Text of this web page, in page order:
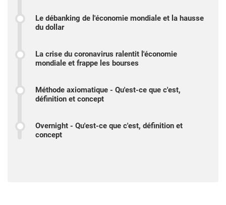
Le débanking de l'économie mondiale et la hausse
du dollar
La crise du coronavirus ralentit l'économie
mondiale et frappe les bourses
Méthode axiomatique - Qu'est-ce que c'est,
définition et concept
Overnight - Qu'est-ce que c'est, définition et
concept